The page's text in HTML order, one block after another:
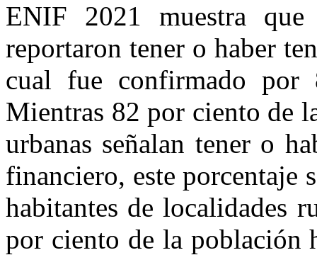
ENIF 2021 muestra
reportaron tener o haber
cual fue confirmado
Mientras 82 por ciento de
urbanas señalan tener o
financiero, este porcentaje
habitantes de localidades
por ciento de la población